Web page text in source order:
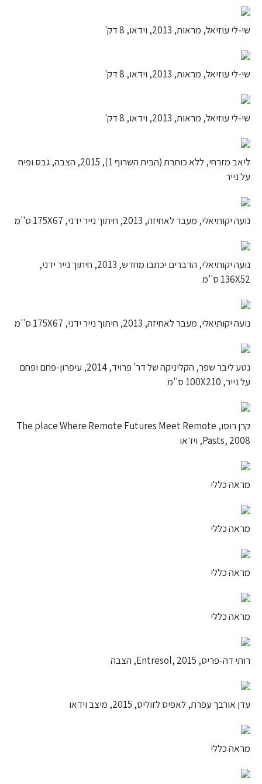
שי-לי עוזיאל, מראות, 2013, וידאו, 8 דק'
שי-לי עוזיאל, מראות, 2013, וידאו, 8 דק'
שי-לי עוזיאל, מראות, 2013, וידאו, 8 דק'
ליאב מזרחי, ללא כותרת (הבית השרוף 1), 2015, הצבה, גבס ופיח
על נייר
נועה יקותיאלי, מעבר לאחיזה, 2013, חיתוך נייר ידני, 175X67 ס''מ
נועה יקותיאלי, הדברים יכתבו מחדש, 2013, חיתוך נייר ידני,
136X52 ס''מ
נועה יקותיאלי, מעבר לאחיזה, 2013, חיתוך נייר ידני, 175X67 ס''מ
נטע ליבר שפר, הקליניקה של דר' פרויד, 2014, עיפרון-פחם ופחם
על נייר, 100X210 ס''מ
קרן רוסו, The place Where Remote Futures Meet Remote
Pasts, 2008, וידאו
מראה כללי
מראה כללי
מראה כללי
מראה כללי
רותי דה-פריס, Entresol, 2015, הצבה
עדן אורבך עפרת, לאפיס לזוליס, 2015, מיצב וידאו
מראה כללי